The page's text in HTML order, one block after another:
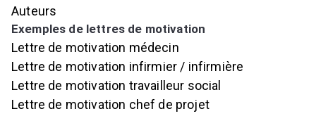
Auteurs
Exemples de lettres de motivation
Lettre de motivation médecin
Lettre de motivation infirmier / infirmière
Lettre de motivation travailleur social
Lettre de motivation chef de projet